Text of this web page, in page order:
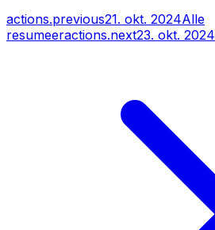
actions.previous21. okt. 2024Alle
resumeeractions.next23. okt. 2024